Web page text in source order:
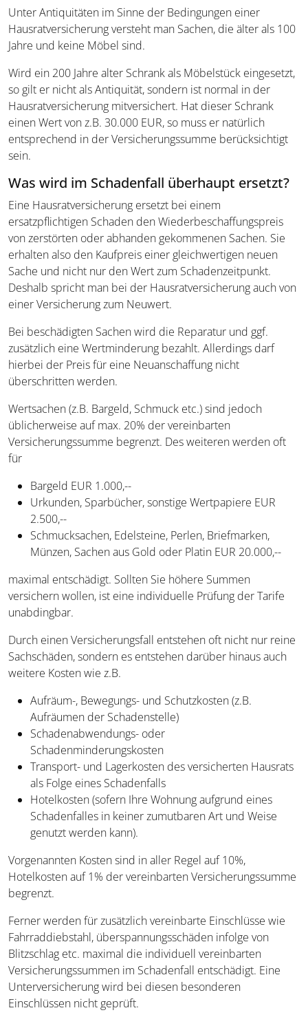
Unter Antiquitäten im Sinne der Bedingungen einer
Hausratversicherung versteht man Sachen, die älter als 100
Jahre und keine Möbel sind.
Wird ein 200 Jahre alter Schrank als Möbelstück eingesetzt,
so gilt er nicht als Antiquität, sondern ist normal in der
Hausratversicherung mitversichert. Hat dieser Schrank
einen Wert von z.B. 30.000 EUR, so muss er natürlich
entsprechend in der Versicherungssumme berücksichtigt
sein.
Was wird im Schadenfall überhaupt ersetzt?
Eine Hausratversicherung ersetzt bei einem
ersatzpflichtigen Schaden den Wiederbeschaffungspreis
von zerstörten oder abhanden gekommenen Sachen. Sie
erhalten also den Kaufpreis einer gleichwertigen neuen
Sache und nicht nur den Wert zum Schadenzeitpunkt.
Deshalb spricht man bei der Hausratversicherung auch von
einer Versicherung zum Neuwert.
Bei beschädigten Sachen wird die Reparatur und ggf.
zusätzlich eine Wertminderung bezahlt. Allerdings darf
hierbei der Preis für eine Neuanschaffung nicht
überschritten werden.
Wertsachen (z.B. Bargeld, Schmuck etc.) sind jedoch
üblicherweise auf max. 20% der vereinbarten
Versicherungssumme begrenzt. Des weiteren werden oft
für
Bargeld EUR 1.000,--
Urkunden, Sparbücher, sonstige Wertpapiere EUR
2.500,--
Schmucksachen, Edelsteine, Perlen, Briefmarken,
Münzen, Sachen aus Gold oder Platin EUR 20.000,--
maximal entschädigt. Sollten Sie höhere Summen
versichern wollen, ist eine individuelle Prüfung der Tarife
unabdingbar.
Durch einen Versicherungsfall entstehen oft nicht nur reine
Sachschäden, sondern es entstehen darüber hinaus auch
weitere Kosten wie z.B.
Aufräum-, Bewegungs- und Schutzkosten (z.B.
Aufräumen der Schadenstelle)
Schadenabwendungs- oder
Schadenminderungskosten
Transport- und Lagerkosten des versicherten Hausrats
als Folge eines Schadenfalls
Hotelkosten (sofern Ihre Wohnung aufgrund eines
Schadenfalles in keiner zumutbaren Art und Weise
genutzt werden kann).
Vorgenannten Kosten sind in aller Regel auf 10%,
Hotelkosten auf 1% der vereinbarten Versicherungssumme
begrenzt.
Ferner werden für zusätzlich vereinbarte Einschlüsse wie
Fahrraddiebstahl, überspannungsschäden infolge von
Blitzschlag etc. maximal die individuell vereinbarten
Versicherungssummen im Schadenfall entschädigt. Eine
Unterversicherung wird bei diesen besonderen
Einschlüssen nicht geprüft.